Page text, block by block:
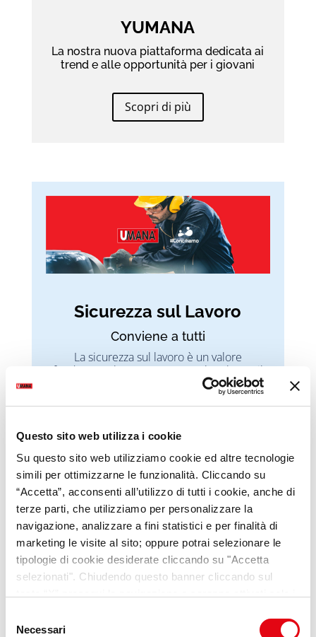
Questo sito web utilizza i cookie
Su questo sito web utilizziamo cookie ed altre tecnologie
simili per ottimizzarne le funzionalità. Cliccando su
“Accetta”, acconsenti all’utilizzo di tutti i cookie, anche di
terze parti, che utilizziamo per personalizzare la
navigazione, analizzare a fini statistici e per finalità di
marketing le visite al sito; oppure potrai selezionare le
tipologie di cookie desiderate cliccando su "Accetta
selezionati". Chiudendo questo banner cliccando sul
modificare le tue preferenze in ogni momento mediante il
delNecessari
YUMANA
La nostra nuova piattaforma dedicata ai
trend e alle opportunità per i giovani
Scopri di più
Sicurezza sul Lavoro
Conviene a tutti
La sicurezza sul lavoro è un valore
fondamentale per proteggere la salute e il
benessere dei lavoratori, promuovendo una
cultura della prevenzione e della
consapevolezza.
SPECIALE UCRAINA
Accoglienza&Lavoro